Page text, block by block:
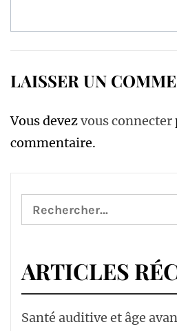
LAISSER UN
Vous devezvous connecter
commentaire.
Rechercher :
ARTICLES
Santé auditive et âge